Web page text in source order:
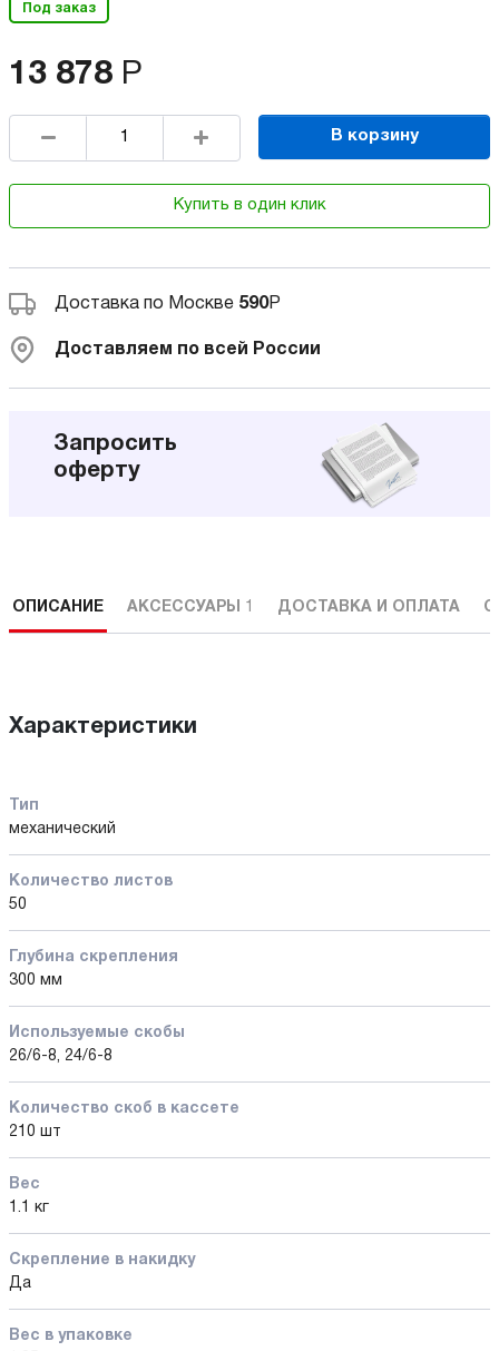
Под заказ
13 878 Р
В корзину
Купить в один клик
Доставка по Москве 590Р
Доставляем по всей России
Запросить
оферту
ОПИСАНИЕ АКСЕССУАРЫ 1 ДОСТАВКА И ОПЛАТА
Характеристики
Тип
механический
Количество листов
50
Глубина скрепления
300 мм
Используемые скобы
26/6-8, 24/6-8
Количество cкоб в кассете
210 шт
Вес
1.1 кг
Скрепление в накидку
Да
Вес в упаковке